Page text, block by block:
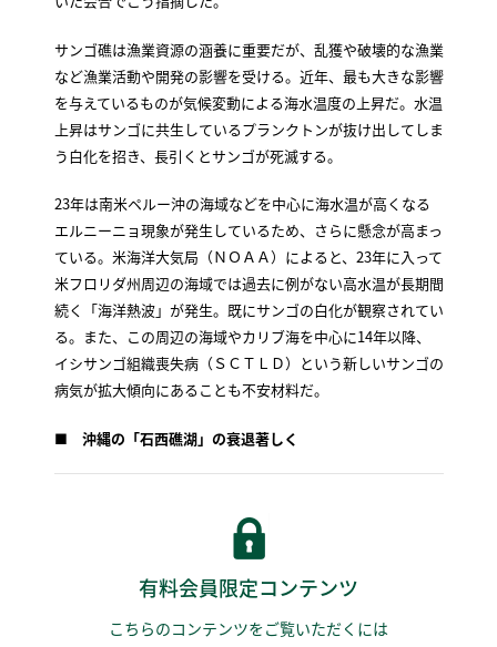
サンゴ礁は漁業資源の涵養に重要だが、乱獲や破壊的な漁業
など漁業活動や開発の影響を受ける。近年、最も大きな影響
を与えているものが気候変動による海水温度の上昇だ。水温
上昇はサンゴに共生しているプランクトンが抜け出してしま
う白化を招き、長引くとサンゴが死滅する。
23年は南米ペルー沖の海域などを中心に海水温が高くなる
エルニーニョ現象が発生しているため、さらに懸念が高まっ
ている。米海洋大気局（ＮＯＡＡ）によると、23年に入って
米フロリダ州周辺の海域では過去に例がない高水温が長期間
続く「海洋熱波」が発生。既にサンゴの白化が観察されてい
る。また、この周辺の海域やカリブ海を中心に14年以降、
イシサンゴ組織喪失病（ＳＣＴＬＤ）という新しいサンゴの
病気が拡大傾向にあることも不安材料だ。
■ 沖縄の「石西礁湖」の衰退著しく
有料会員限定コンテンツ
こちらのコンテンツをご覧いただくには